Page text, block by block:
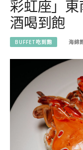
彩虹座」
酒喝到飽
BUFFET吃到飽 海綿